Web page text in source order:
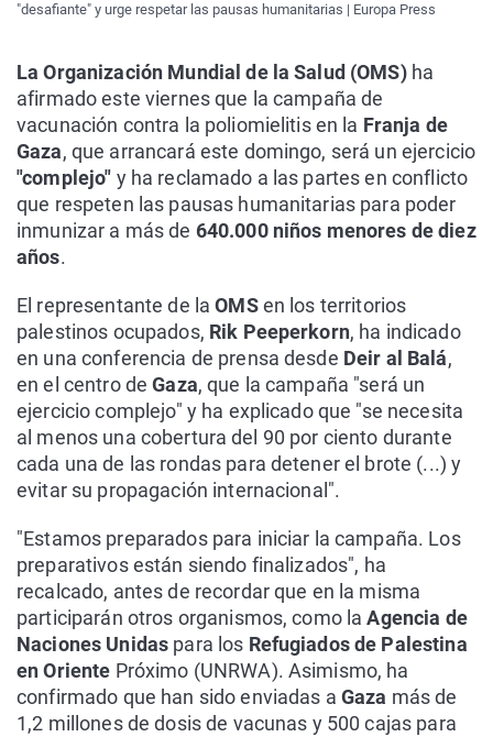
"desafiante" y urge respetar las pausas humanitarias | Europa Press
La Organización Mundial de la Salud (OMS) ha
afirmado este viernes que la campaña de
vacunación contra la poliomielitis en la Franja de
Gaza, que arrancará este domingo, será un ejercicio
"complejo" y ha reclamado a las partes en conflicto
que respeten las pausas humanitarias para poder
inmunizar a más de 640.000 niños menores de diez
años.
El representante de la OMSen los territorios
palestinos ocupados, Rik Peeperkorn, ha indicado
en una conferencia de prensa desde Deir al Balá,
en el centro deGaza, que la campaña "será un
ejercicio complejo" y ha explicado que "se necesita
al menos una cobertura del 90 por ciento durante
cada una de las rondas para detener el brote (...) y
evitar su propagación internacional".
"Estamos preparados para iniciar la campaña. Los
preparativos están siendo finalizados", ha
recalcado, antes de recordar que en la misma
participarán otros organismos, como laAgencia de
Naciones Unidas para los Refugiados de Palestina
en Oriente Próximo (UNRWA). Asimismo, ha
confirmado que han sido enviadas a Gaza más de
1,2 millones de dosis de vacunas y 500 cajas para